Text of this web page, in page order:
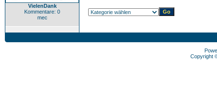
VielenDank
Kommentare: 0
mec
Copyright